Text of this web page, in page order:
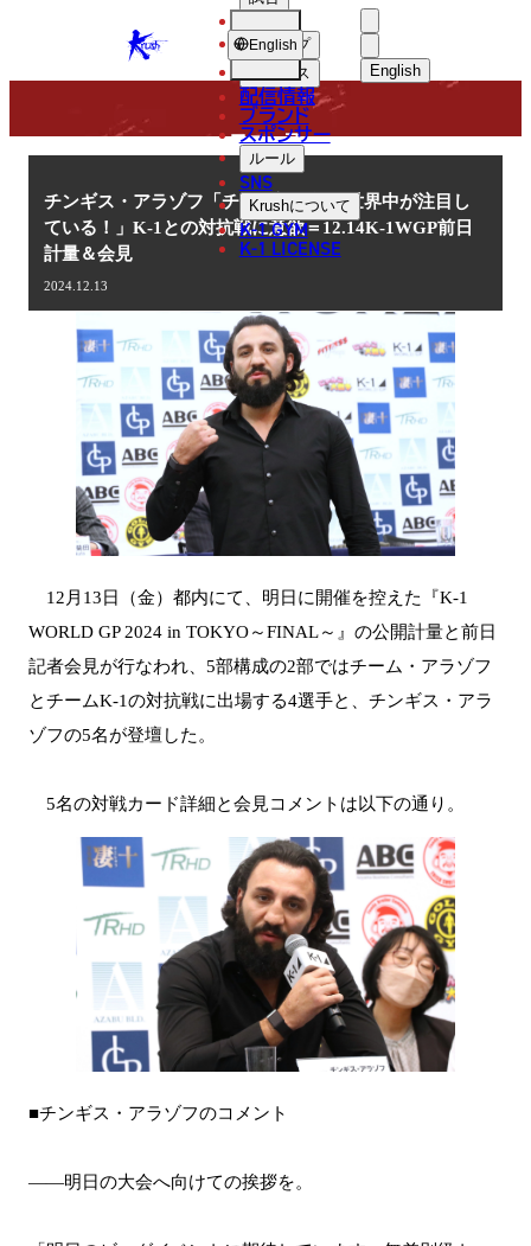
KRUSH English
中文（简体
ショップ
ニュース
配信情報
ブランド
スポンサー
ルール
SNS
Krushについて
K-1 GYM
K-1 LICENSE
English
NEWS
ニュース
チンギス・アラゾフ「チーム対抗戦は世界中が注目し
ている！」K-1との対抗戦に意欲＝12.14K-1WGP前日
計量＆会見
2024.12.13
12月13日（金）都内にて、明日に開催を控えた『K-1
WORLD GP 2024 in TOKYO～FINAL～』の公開計量と前日
記者会見が行なわれ、5部構成の2部ではチーム・アラゾフ
とチームK-1の対抗戦に出場する4選手と、チンギス・アラ
ゾフの5名が登壇した。
5名の対戦カード詳細と会見コメントは以下の通り。
■チンギス・アラゾフのコメント
――明日の大会へ向けての挨拶を。